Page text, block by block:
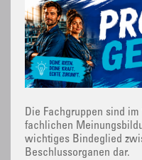
Die Fachgruppen sind
fachlichen
wichtiges Bindeglied
Beschlussorganen dar.